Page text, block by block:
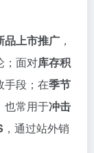
品上市推广 ，
；面对库存积
手段；在季节
也常用于冲击
，通过站外销